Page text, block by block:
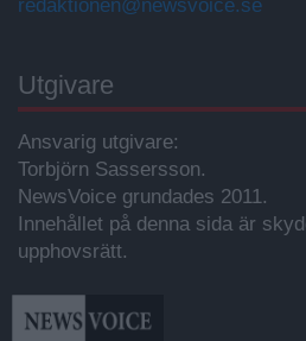
redaktionen@newsvoice.se
Utgivare
Ansvarig utgivare:
Torbjörn Sassersson.
NewsVoice grundades 2011.
Innehållet på denna sida är
upphovsrätt.